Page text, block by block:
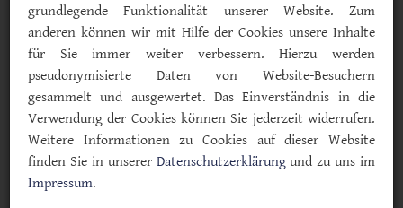
Covid-19 die Stirn bieten
Sport schützt bei Corona vor
schwerem Krankheitsverlauf
10.05.2021
Sport & Bewegung Politik & Gesellschaft
Wer regelmäßig Sport treibt, steckt im Falle einer
grundlegende Funktionalität unserer Website. Zum
anderen können wir mit Hilfe der Cookies unsere Inhalte
für Sie immer weiter verbessern. Hierzu werden
pseudonymisierte Daten von Website-Besuchern
gesammelt und ausgewertet. Das Einverständnis in die
Verwendung der Cookies können Sie jederzeit widerrufen.
Weitere Informationen zu Cookies auf dieser Website
finden Sie in unserer Datenschutzerklärungund zu uns im
Impressum.